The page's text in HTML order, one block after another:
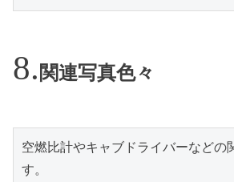
関連写真色々
空燃比計やキャブドライバーなどの
す。